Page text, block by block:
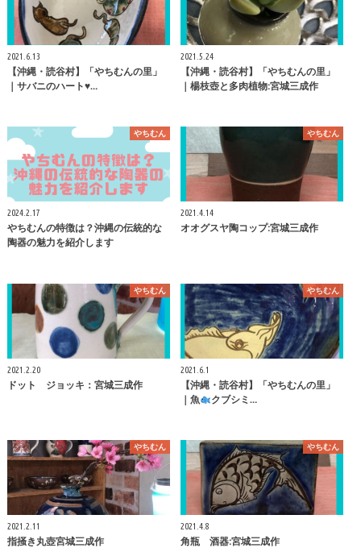
2021.6.13
【沖縄・読谷村】「やちむんの里」
｜サバニのハート♥…
2021.5.24
【沖縄・読谷村】「やちむんの里」
｜楊枝壺と多肉植物:宮城三成作
やちむん
2024.2.17
やちむんの特徴は？沖縄の伝統的な
陶器の魅力を紹介します
やちむん
2021.4.14
オオグスヤ陶コップ:宮城三成作
やちむん
2021.2.20
ドット ジョッキ：宮城三成作
やちむん
2021.6.1
【沖縄・読谷村】「やちむんの里」
｜魚
クブシミ…
やちむん
2021.2.11
指掻き丸壺宮城三成作
やちむん
2021.4.8
角瓶 酒器:宮城三成作